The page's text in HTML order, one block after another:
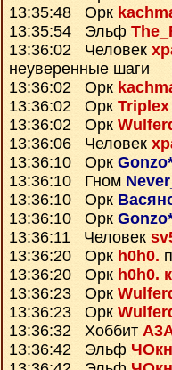
13:35:48 Орк
13:35:54 Эльф
13:36:02 Человек
неуверенные шаги
13:36:02 Орк
13:36:02 Орк
13:36:02 Орк
13:36:06 Человек
13:36:10 Орк
13:36:10 Гном
13:36:10 Орк
13:36:10 Орк
13:36:11 Человек
13:36:20 Орк h0h0.
13:36:20 Орк h0h0.
13:36:23 Орк
13:36:23 Орк
13:36:32 Хоббит
13:36:42 Эльф